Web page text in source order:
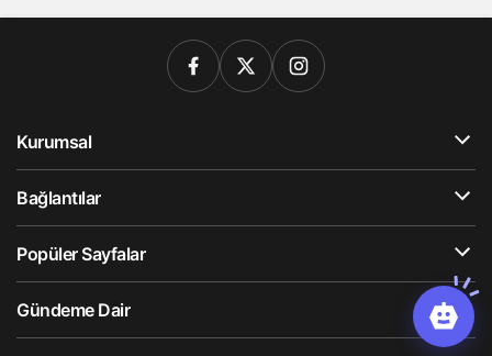
Kurumsal
Bağlantılar
Popüler Sayfalar
Gündeme Dair